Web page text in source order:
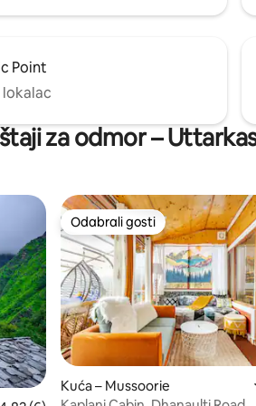
Point
lokalac
za odmor –
Odabrali gosti
Odabrali gosti
Kuća – Mussoorie